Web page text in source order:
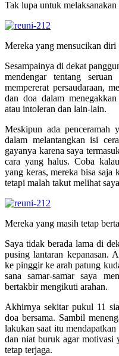
Tak lupa untuk melaksanakan
Mereka yang mensucikan diri
Sesampainya di dekat
mendengar tentang
mempererat persaudaraan,
dan doa dalam
atau intoleran dan lain-lain.
Meskipun ada
dalam melantangkan isi
gayanya karena saya
cara yang halus. Coba
yang keras, mereka bisa saja
tetapi malah takut melihat
Mereka yang masih tetap
Saya tidak berada lama di
pusing lantaran kepanasan.
ke pinggir ke arah patung
sana samar-samar saya
bertakbir mengikuti arahan.
Akhirnya sekitar pukul 11
doa bersama. Sambil
lakukan saat itu
dan niat buruk agar motivasi
tetap terjaga.